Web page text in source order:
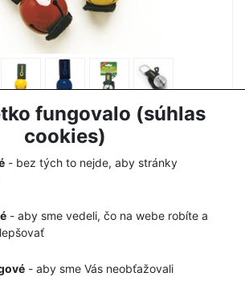
fungovalo (súhlas
cookies)
- bez tých to nejde, aby stránky
- aby sme vedeli, čo na webe robíte a
- aby sme Vás neobťažovali
NA MEDVEDE COGHLANS
7,50 € 7,90 €
K
OBCHOD